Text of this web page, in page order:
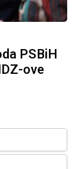
PSBiH
ove